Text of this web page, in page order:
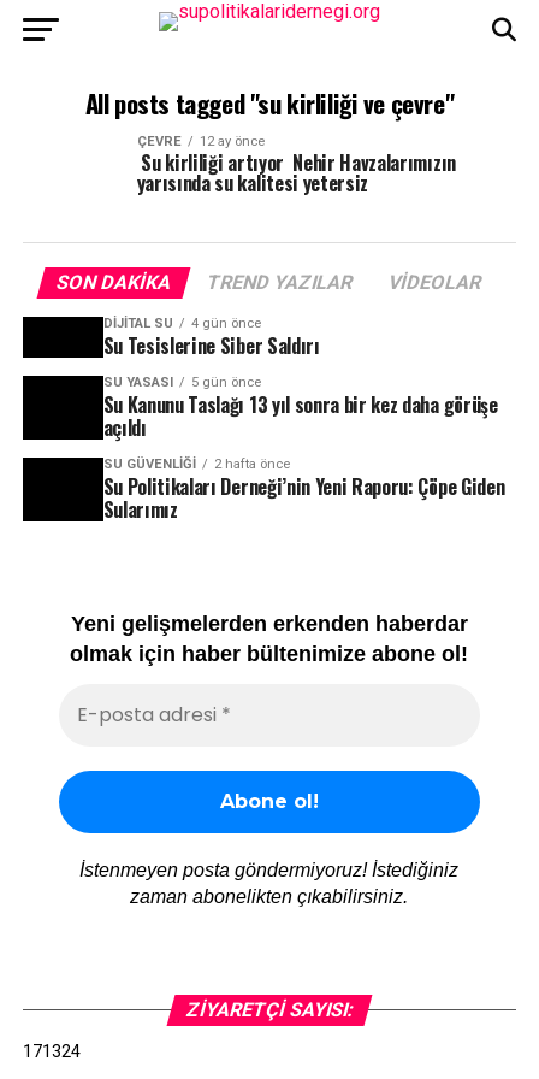
All posts tagged "su kirliliği ve çevre"
ÇEVRE 12 ay önce
Su kirliliği artıyor Nehir Havzalarımızın
yarısında su kalitesi yetersiz
SON DAKIKA TREND YAZILAR VIDEOLAR
DIJITAL SU 4 gün önce
Su Tesislerine Siber Saldırı
SU YASASI 5 gün önce
Su Kanunu Taslağı 13 yıl sonra bir kez daha görüşe
açıldı
SU GÜVENLIĞI 2 hafta önce
Su Politikaları Derneği’nin Yeni Raporu: Çöpe Giden
Sularımız
Yeni gelişmelerden erkenden haberdar
olmak için haber bültenimize abone ol!
İstenmeyen posta göndermiyoruz! İstediğiniz
zaman abonelikten çıkabilirsiniz.
ZIYARETÇI SAYISI:
171324